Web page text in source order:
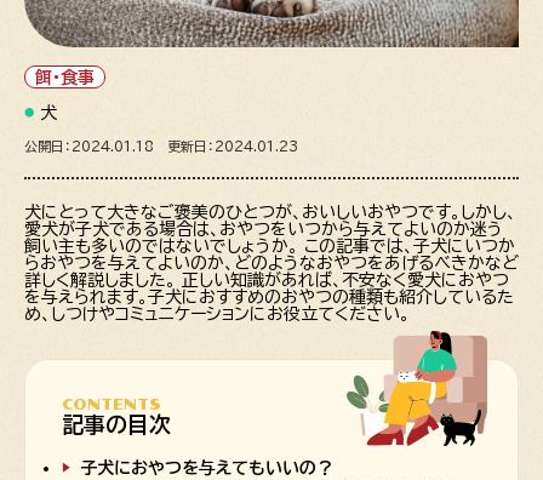
餌・食事
犬
公開日：2024.01.18 更新日：2024.01.23
犬にとって大きなご褒美のひとつが、おいしいおやつです。しかし、
愛犬が子犬である場合は、おやつをいつから与えてよいのか迷う
飼い主も多いのではないでしょうか。 この記事では、子犬にいつか
らおやつを与えてよいのか、どのようなおやつをあげるべきかなど
詳しく解説しました。 正しい知識があれば、不安なく愛犬におやつ
を与えられます。子犬におすすめのおやつの種類も紹介しているた
め、しつけやコミュニケーションにお役立てください。
CONTENTS
記事の目次
子犬におやつを与えてもいいの？